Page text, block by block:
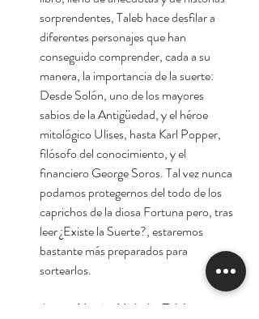
sorprendentes, Taleb hace desfilar a
diferentes personajes que han
conseguido comprender, cada a su
manera, la importancia de la suerte:
Desde Solón, uno de los mayores
sabios de la Antigüedad, y el héroe
mitológico Ulises, hasta Karl Popper,
filósofo del conocimiento, y el
financiero George Soros. Tal vez nunca
podamos protegernos del todo de los
caprichos de la diosa Fortuna pero, tras
leer ¿Existe la Suerte?, estaremos
bastante más preparados para
sortearlos.
Autor:
Nassim Nicholas Taleb